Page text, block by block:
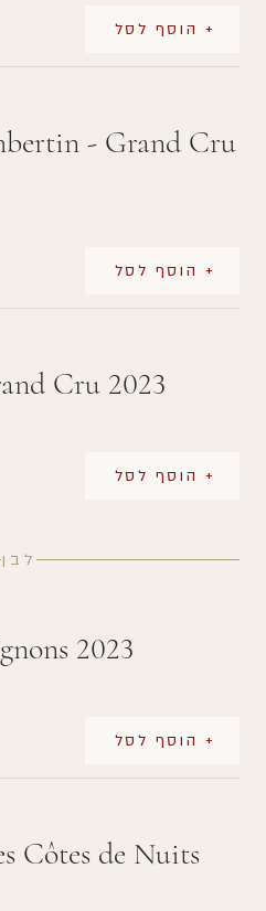
+ הוסף לסל
- Grand Cru
+ הוסף לסל
Cru 2023
+ הוסף לסל
לבן
2023
+ הוסף לסל
Côtes de Nuits